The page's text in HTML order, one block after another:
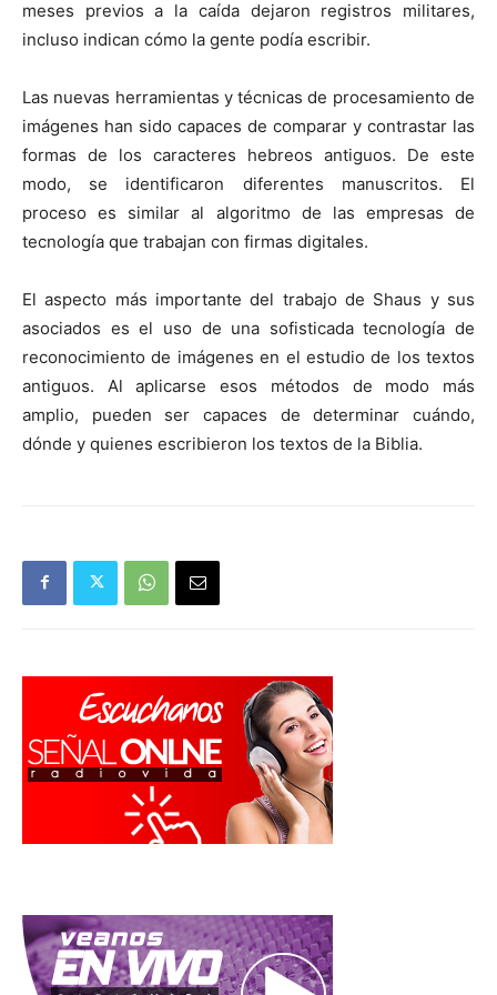
meses previos a la caída dejaron registros militares,
incluso indican cómo la gente podía escribir.
Las nuevas herramientas y técnicas de procesamiento de
imágenes han sido capaces de comparar y contrastar las
formas de los caracteres hebreos antiguos. De este
modo, se identificaron diferentes manuscritos. El
proceso es similar al algoritmo de las empresas de
tecnología que trabajan con firmas digitales.
El aspecto más importante del trabajo de Shaus y sus
asociados es el uso de una sofisticada tecnología de
reconocimiento de imágenes en el estudio de los textos
antiguos. Al aplicarse esos métodos de modo más
amplio, pueden ser capaces de determinar cuándo,
dónde y quienes escribieron los textos de la Biblia.